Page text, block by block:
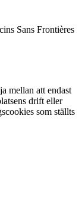
Sans Frontières
mellan att endast
drift eller
som ställts